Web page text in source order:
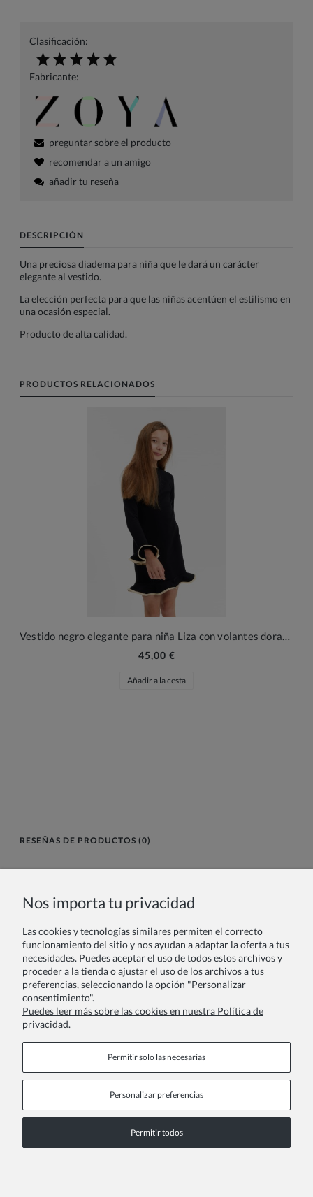
Clasificación:
Fabricante:
preguntar sobre el producto
recomendar a un amigo
añadir tu reseña
DESCRIPCIÓN
Una preciosa diadema para niña que le dará un carácter
elegante al vestido.
La elección perfecta para que las niñas acentúen el estilismo en
una ocasión especial.
Producto de alta calidad.
PRODUCTOS RELACIONADOS
Vestido negro elegante para niña Liza con volantes dorados
45,00 €
Añadir a la cesta
RESEÑAS DE PRODUCTOS (0)
Tu reseña:
Páginas de información
Nos importa tu privacidad
Las cookies y tecnologías similares permiten el correcto
funcionamiento del sitio y nos ayudan a adaptar la oferta a tus
necesidades. Puedes aceptar el uso de todos estos archivos y
proceder a la tienda o ajustar el uso de los archivos a tus
preferencias, seleccionando la opción "Personalizar
consentimiento".
Puedes leer más sobre las cookies en nuestra Política de
privacidad.
Permitir solo las necesarias
Personalizar preferencias
Permitir todos